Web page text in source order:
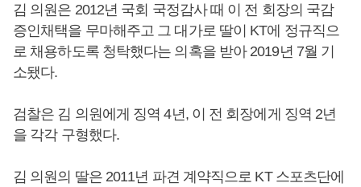
김 의원은 2012년 국회 국정감사 때 이 전 회장의 국감
증인채택을 무마해주고 그 대가로 딸이 KT에 정규직으
로 채용하도록 청탁했다는 의혹을 받아 2019년 7월 기
소됐다.
검찰은 김 의원에게 징역 4년, 이 전 회장에게 징역 2년
을 각각 구형했다.
김 의원의 딸은 2011년 파견 계약직으로 KT 스포츠단에